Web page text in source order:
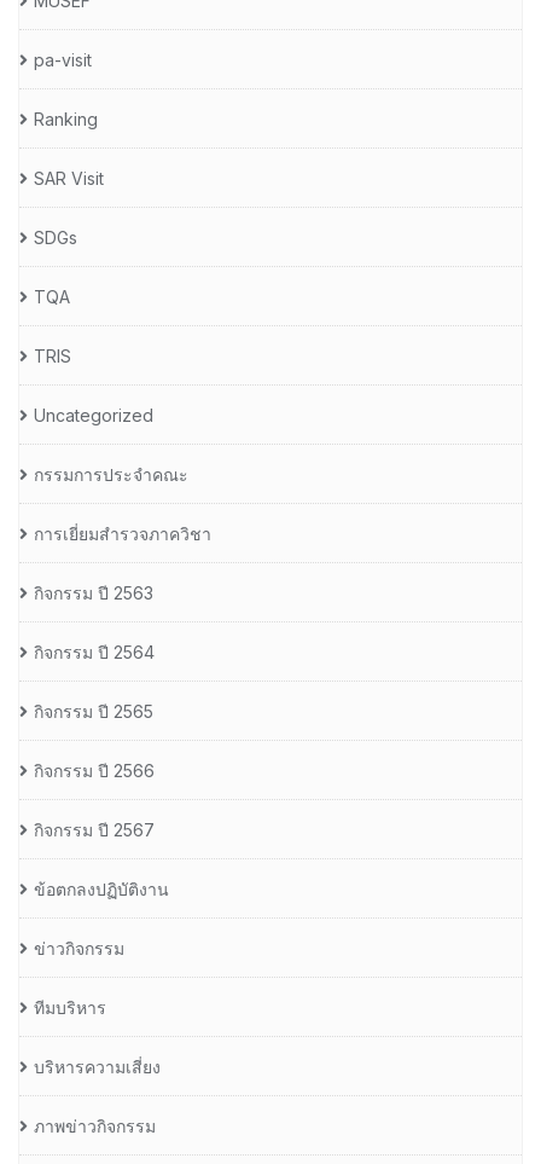
pa-visit
Ranking
SAR Visit
SDGs
TQA
TRIS
Uncategorized
กรรมการประจำคณะ
การเยี่ยมสำรวจภาควิชา
กิจกรรม ปี 2563
กิจกรรม ปี 2564
กิจกรรม ปี 2565
กิจกรรม ปี 2566
กิจกรรม ปี 2567
ข้อตกลงปฏิบัติงาน
ข่าวกิจกรรม
ทีมบริหาร
บริหารความเสี่ยง
ภาพข่าวกิจกรรม